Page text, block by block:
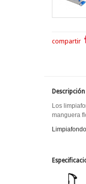
compartir
Los
manguera